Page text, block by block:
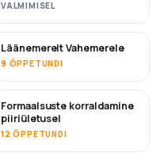
VALMIMISEL
TULEMAS
Läänemerelt Vahemerele
9 ÕPPETUNDI
Formaalsuste korraldamine
piiriületusel
12 ÕPPETUNDI